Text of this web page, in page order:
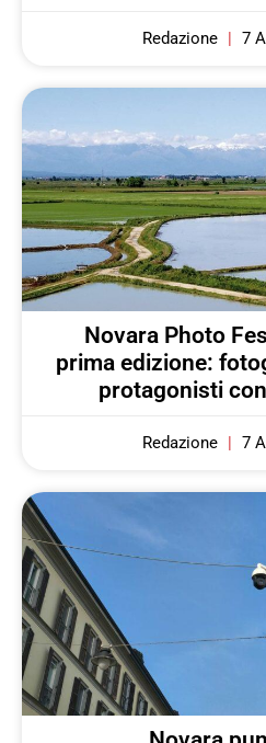
Redazione 7
Novara Photo
prima edizione:
protagonisti
Redazione 7